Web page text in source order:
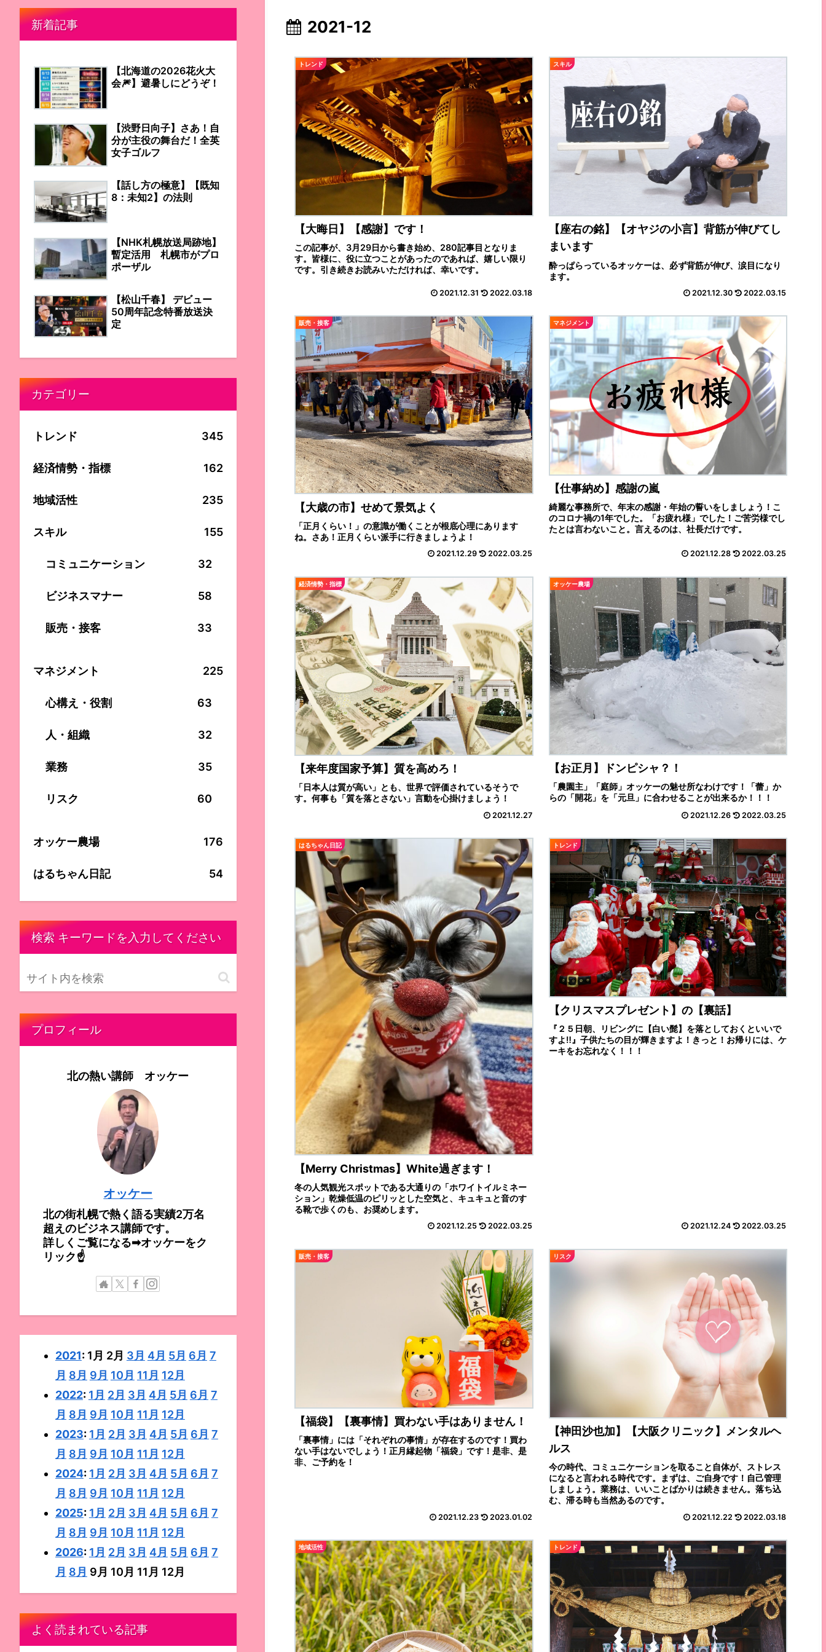
2021-12
トレンド
【大晦日】【感謝】です！
この記事が、3月29日から書き始め、280記事目となりま
す。皆様に、役に立つことがあったのであれば、嬉しい限り
です。引き続きお読みいただければ、幸いです。
2021.12.31 2022.03.18
スキル
【座右の銘】【オヤジの小言】背筋が伸びてし
まいます
酔っぱらっているオッケーは、必ず背筋が伸び、涙目になり
ます。
2021.12.30 2022.03.15
販売・接客
【大歳の市】せめて景気よく
「正月くらい！」の意識が働くことが根底心理にあります
ね。さあ！正月くらい派手に行きましょうよ！
2021.12.29 2022.03.25
マネジメント
【仕事納め】感謝の嵐
綺麗な事務所で、年末の感謝・年始の誓いをしましょう！こ
のコロナ禍の1年でした。「お疲れ様」でした！ご苦労様でし
たとは言わないこと。言えるのは、社長だけです。
2021.12.28 2022.03.25
経済情勢・指標
【来年度国家予算】質を高めろ！
「日本人は質が高い」とも、世界で評価されているそうで
す。何事も「質を落とさない」言動を心掛けましょう！
2021.12.27
オッケー農場
【お正月】ドンピシャ？！
「農園主」「庭師」オッケーの魅せ所なわけです！「蕾」か
らの「開花」を「元旦」に合わせることが出来るか！！！
2021.12.26 2022.03.25
はるちゃん日記
【Ⅿerry Ⅽhristmas】White過ぎます！
冬の人気観光スポットである大通りの「ホワイトイルミネー
ション」乾燥低温のピリッとした空気と、キュキュと音のす
る靴で歩くのも、お奨めします。
2021.12.25 2022.03.25
トレンド
【クリスマスプレゼント】の【裏話】
『２５日朝、リビングに【白い髭】を落としておくといいで
すよ‼』子供たちの目が輝きますよ！きっと！お帰りには、ケ
ーキをお忘れなく！！！
2021.12.24 2022.03.25
販売・接客
【福袋】【裏事情】買わない手はありません！
「裏事情」には「それぞれの事情」が存在するのです！買わ
ない手はないでしょう！正月縁起物「福袋」です！是非、是
非、ご予約を！
2021.12.23 2023.01.02
リスク
【神田沙也加】【大阪クリニック】メンタルヘ
ルス
今の時代、コミュニケーションを取ること自体が、ストレス
になると言われる時代です。まずは、ご自身です！自己管理
しましょう。業務は、いいことばかりは続きません。落ち込
む、滞る時も当然あるのです。
2021.12.22 2022.03.18
地域活性 トレンド
新着記事
【北海道の2026花火大
会🎆】避暑しにどうぞ！
【渋野日向子】さあ！自
分が主役の舞台だ！全英
女子ゴルフ
【話し方の極意】【既知
8：未知2】の法則
【NHK札幌放送局跡地】
暫定活用 札幌市がプロ
ポーザル
【松山千春】 デビュー
50周年記念特番放送決
定
カテゴリー
トレンド 345
経済情勢・指標 162
地域活性 235
スキル 155
コミュニケーション 32
ビジネスマナー 58
販売・接客 33
マネジメント 225
心構え・役割 63
人・組織 32
業務 35
リスク 60
オッケー農場 176
はるちゃん日記 54
検索 キーワードを入力してください
プロフィール
北の熱い講師 オッケー
オッケー
北の街札幌で熱く語る実績2万名
超えのビジネス講師です。
詳しくご覧になる➡オッケーをク
リック☝
2021: 1月 2月 3月 4月 5月 6月 7
月 8月 9月 10月 11月 12月
2022: 1月 2月 3月 4月 5月 6月 7
月 8月 9月 10月 11月 12月
2023: 1月 2月 3月 4月 5月 6月 7
月 8月 9月 10月 11月 12月
2024: 1月 2月 3月 4月 5月 6月 7
月 8月 9月 10月 11月 12月
2025: 1月 2月 3月 4月 5月 6月 7
月 8月 9月 10月 11月 12月
2026: 1月 2月 3月 4月 5月 6月 7
月 8月 9月 10月 11月 12月
よく読まれている記事